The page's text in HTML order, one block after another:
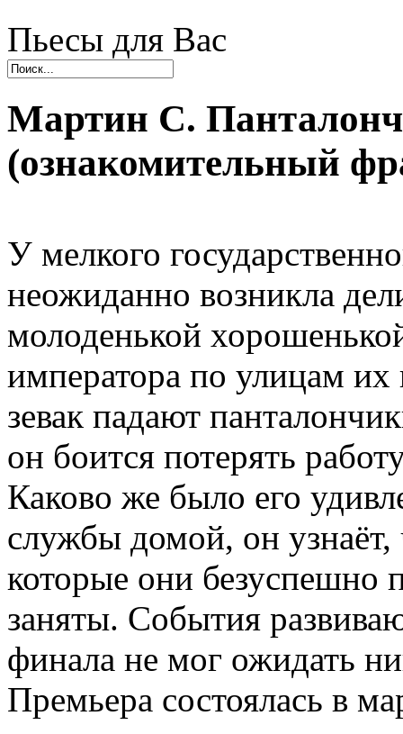
Пьесы для Вас
Мартин С.
(ознакомительный
У мелкого
неожиданно возникла
молоденькой
императора по улицам их
зевак падают
он боится потерять
Каково же было его
службы домой, он
которые они безуспешно
заняты. События
финала не мог ожидать
Премьера состоялась в